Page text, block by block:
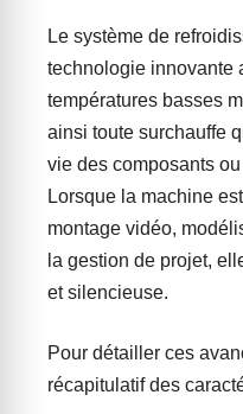
Le système de
technologie innovante
températures basses
ainsi toute surchauffe
vie des composants
Lorsque la machine
montage vidéo,
la gestion de projet,
et silencieuse.
Pour détailler ces
récapitulatif des